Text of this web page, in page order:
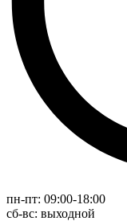
пн-пт: 09:00-18:00
cб-вс: выходной